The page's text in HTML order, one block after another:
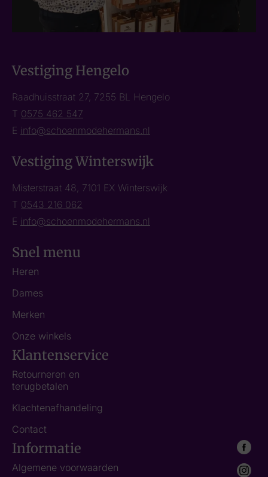
Vestiging Hengelo
Raadhuisstraat 27, 7255 BL Hengelo
T 0575 462 547
E info@schoenmodehermans.nl
Vestiging Winterswijk
Misterstraat 48, 7101 EX Winterswijk
T 0543 216 062
E info@schoenmodehermans.nl
Snel menu
Heren
Dames
Merken
Onze winkels
Klantenservice
Retourneren en
terugbetalen
Klachtenafhandeling
Contact
Informatie
Algemene voorwaarden